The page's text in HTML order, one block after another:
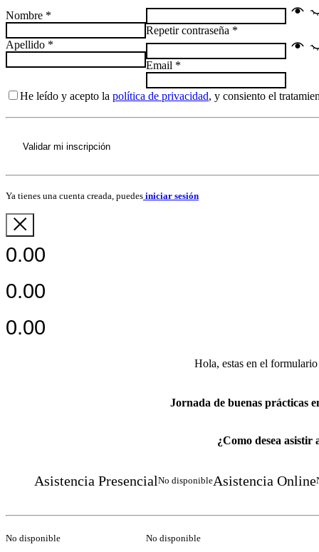
Nombre *
Apellido *
Repetir contraseña *
Email *
He leído y acepto la política de privacidad, y consiento el
Validar mi inscripción
Ya tienes una cuenta creada, puedes iniciar sesión
0.00
0.00
0.00
Hola, estas en el formulario
Jornada de buenas prácticas
¿Como desea asistir
Asistencia PresencialNo disponibleAsistencia Online
No disponible No disponible